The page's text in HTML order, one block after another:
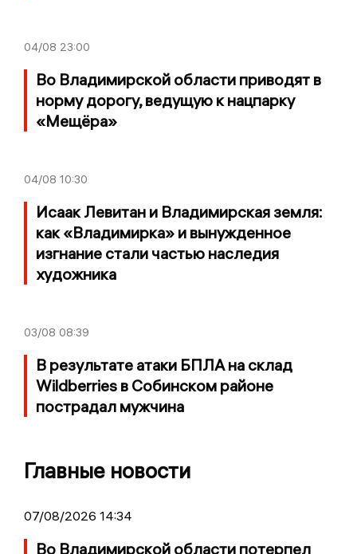
04/08 23:00
Во Владимирской области приводят в
норму дорогу, ведущую к нацпарку
«Мещёра»
04/08 10:30
Исаак Левитан и Владимирская земля:
как «Владимирка» и вынужденное
изгнание стали частью наследия
художника
03/08 08:39
В результате атаки БПЛА на склад
Wildberries в Собинском районе
пострадал мужчина
Главные новости
07/08/2026 14:34
Во Владимирской области потерпел